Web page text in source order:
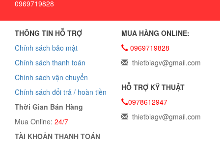
0969719828
THÔNG TIN HỖ TRỢ
Chính sách bảo mật
Chính sách thanh toán
Chính sách vận chuyển
Chính sách đổi trả / hoàn tiền
Thời Gian Bán Hàng
Mua Online: 24/7
MUA HÀNG ONLINE:
0969719828
thietbiagv@gmail.com
HỖ TRỢ KỸ THUẬT
0978612947
thietbiagv@gmail.com
TÀI KHOẢN THANH TOÁN